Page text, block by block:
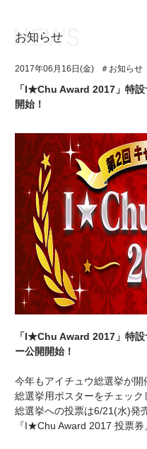
ユニット&キャラクター
アプリゲーム
イベント・キャンペーン
ミュージック
グッズ・本
ギャラリー
アイ★チュウとは
ユニット&キャラクター
アプリゲーム
イベント・キャンペーン
ミュージック
グッズ・本
ギャラリー
お知らせ
2017年06月16日(金) ＃お知らせ
「I★Chu Award 2017」特
開始！
「I★Chu Award 2017」特
ー公開開始！
今年もアイチュウ総選挙が開
総選挙用ポスターをチェック
総選挙への投票は6/21(水)発
『I★Chu Award 2017 投票券